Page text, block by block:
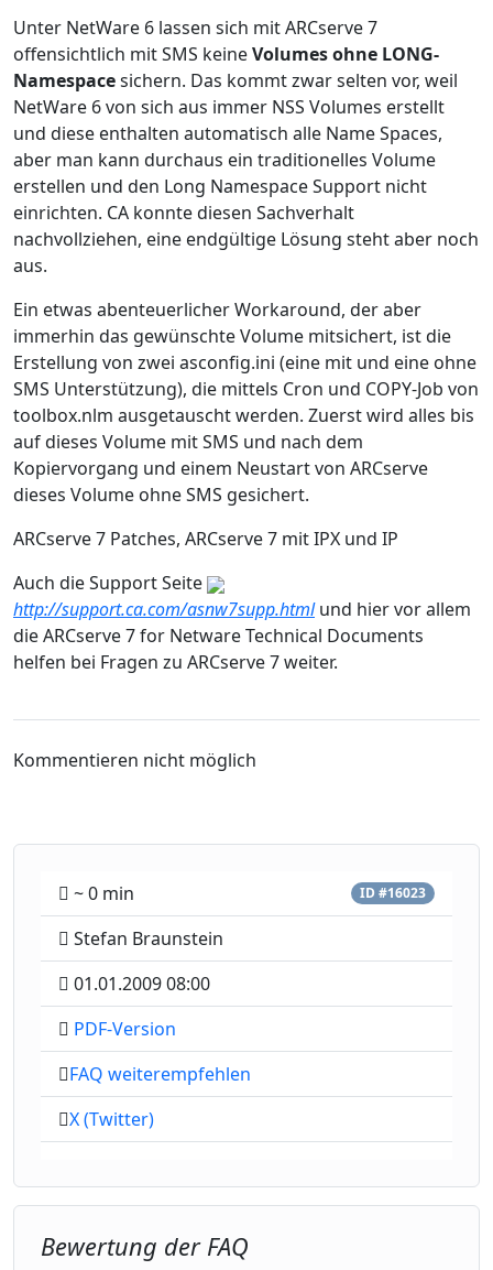
Unter NetWare 6 lassen sich mit ARCserve 7
offensichtlich mit SMS keineVolumes ohne LONG-
Namespacesichern. Das kommt zwar selten vor, weil
NetWare 6 von sich aus immer NSS Volumes erstellt
und diese enthalten automatisch alle Name Spaces,
aber man kann durchaus ein traditionelles Volume
erstellen und den Long Namespace Support nicht
einrichten. CA konnte diesen Sachverhalt
nachvollziehen, eine endgültige Lösung steht aber noch
aus.
Ein etwas abenteuerlicher Workaround, der aber
immerhin das gewünschte Volume mitsichert, ist die
Erstellung von zwei asconfig.ini (eine mit und eine ohne
SMS Unterstützung), die mittels Cron und COPY-Job von
toolbox.nlm ausgetauscht werden. Zuerst wird alles bis
auf dieses Volume mit SMS und nach dem
Kopiervorgang und einem Neustart von ARCserve
dieses Volume ohne SMS gesichert.
ARCserve 7 Patches, ARCserve 7 mit IPX und IP
Auch die Support Seite
http://support.ca.com/asnw7supp.htmlund hier vor allem
die ARCserve 7 for Netware Technical Documents
helfen bei Fragen zu ARCserve 7 weiter.
Kommentieren nicht möglich
~ 0 min ID #16023
Stefan Braunstein
01.01.2009 08:00
PDF-Version
FAQ weiterempfehlen
X (Twitter)
Bewertung der FAQ